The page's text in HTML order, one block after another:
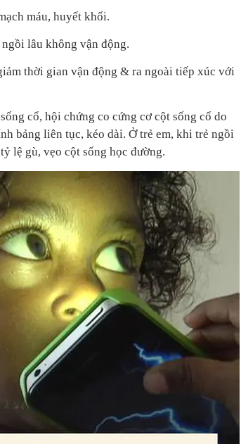
máu, huyết khối.
lâu không vận động.
thời gian vận động & ra ngoài tiếp xúc với
cổ, hội chứng co cứng cơ cột sống cổ do
bảng liên tục, kéo dài. Ở trẻ em, khi trẻ ngồi
lệ gù, vẹo cột sống học đường.